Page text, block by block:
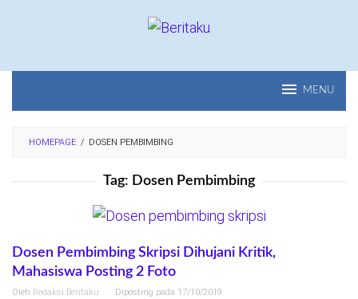
MENU
HOMEPAGE / DOSEN PEMBIMBING
Tag: Dosen Pembimbing
Dosen Pembimbing Skripsi Dihujani Kritik,
Mahasiswa Posting 2 Foto
Oleh Redaksi Beritaku Diposting pada 17/10/2019